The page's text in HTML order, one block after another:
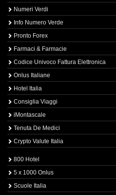
Numeri Verdi
Info Numero Verde
Pronto Forex
Farmaci & Farmacie
Codice Univoco Fattura Elettronica
Onlus Italiane
Hotel Italia
Consiglia Viaggi
iMontascale
Tenuta De Medici
Crypto Valute Italia
800 Hotel
5 x 1000 Onlus
Scuole Italia